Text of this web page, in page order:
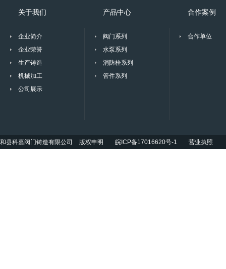
关于我们
企业简介
企业荣誉
生产铸造
机械加工
公司展示
产品中心
阀门系列
水泵系列
消防栓系列
管件系列
合作案例
合作单位
和县科嘉阀门铸造有限公司 版权申明 皖ICP备17016620号-1 营业执照